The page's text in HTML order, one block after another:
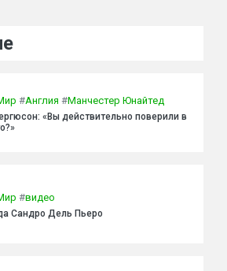
#Англия #Манчестер Юнайтед
«Вы действительно поверили в
#видео
Сандро Дель Пьеро